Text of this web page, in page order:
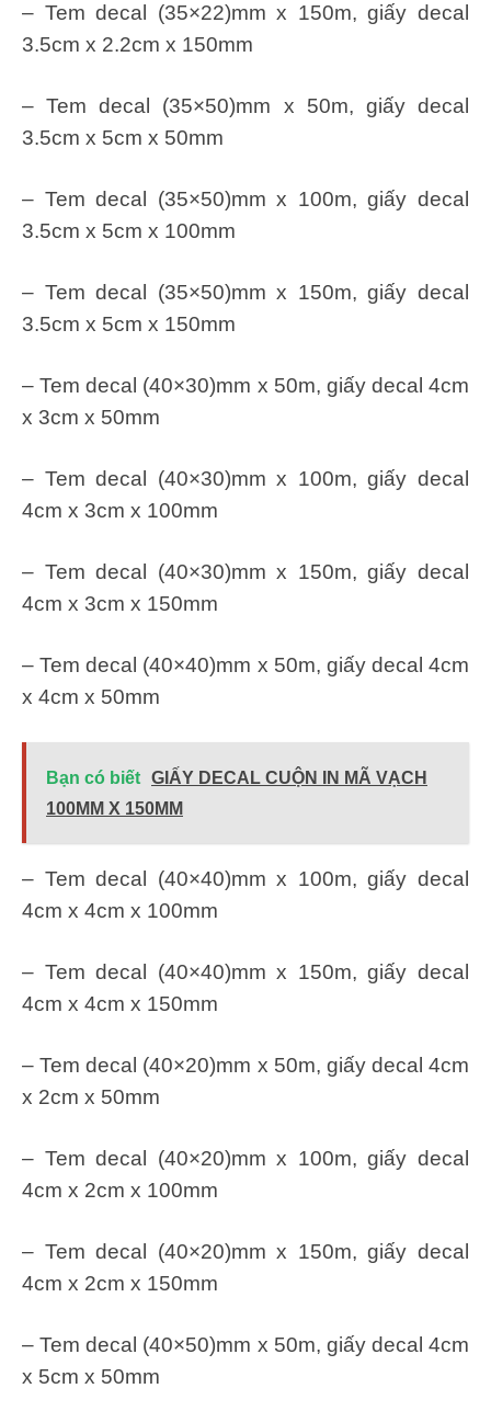
– Tem decal (35×22)mm x 150m, giấy decal
3.5cm x 2.2cm x 150mm
– Tem decal (35×50)mm x 50m, giấy decal
3.5cm x 5cm x 50mm
– Tem decal (35×50)mm x 100m, giấy decal
3.5cm x 5cm x 100mm
– Tem decal (35×50)mm x 150m, giấy decal
3.5cm x 5cm x 150mm
– Tem decal (40×30)mm x 50m, giấy decal 4cm
x 3cm x 50mm
– Tem decal (40×30)mm x 100m, giấy decal
4cm x 3cm x 100mm
– Tem decal (40×30)mm x 150m, giấy decal
4cm x 3cm x 150mm
– Tem decal (40×40)mm x 50m, giấy decal 4cm
x 4cm x 50mm
Bạn có biết GIẤY DECAL CUỘN IN MÃ VẠCH
100MM X 150MM
– Tem decal (40×40)mm x 100m, giấy decal
4cm x 4cm x 100mm
– Tem decal (40×40)mm x 150m, giấy decal
4cm x 4cm x 150mm
– Tem decal (40×20)mm x 50m, giấy decal 4cm
x 2cm x 50mm
– Tem decal (40×20)mm x 100m, giấy decal
4cm x 2cm x 100mm
– Tem decal (40×20)mm x 150m, giấy decal
4cm x 2cm x 150mm
– Tem decal (40×50)mm x 50m, giấy decal 4cm
x 5cm x 50mm